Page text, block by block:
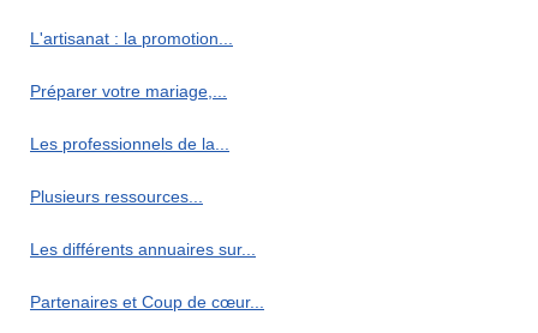
L'artisanat : la promotion...
Préparer votre mariage,...
Les professionnels de la...
Plusieurs ressources...
Les différents annuaires sur...
Partenaires et Coup de cœur...